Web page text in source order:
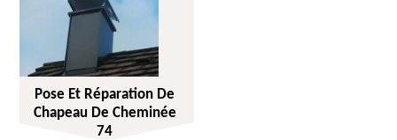
Pose Et Réparation De
Chapeau De Cheminée
74